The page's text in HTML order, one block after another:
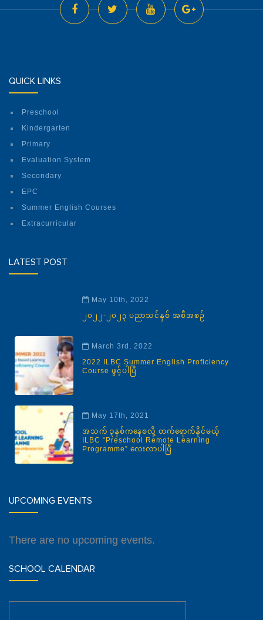
QUICK LINKS
Preschool
Kindergarten
Primary
Evaluation System
Secondary
EPC
Summer English Courses
Extracurricular
LATEST POST
May 10th, 2022
၂၀၂၂-၂၀၂၃ ပညာသင်နှစ် အစီအစဉ်
March 3rd, 2022
2022 ILBC Summer English Proficiency
Course ဖွင့်ပါပြီ
May 17th, 2021
အသက် ၃နှစ်ကနေစလို့ တက်ရောက်နိုင်မယ့်
ILBC “Preschool Remote Learning
Programme” လေးလာပါပြီ
UPCOMING EVENTS
There are no upcoming events.
SCHOOL CALENDAR